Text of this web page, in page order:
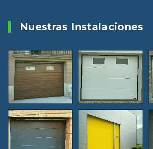
Nuestras Instalaciones